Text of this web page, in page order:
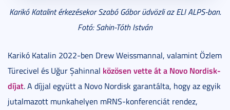
Karikó Katalint érkezésekor Szabó Gábor üdvözli az ELI ALPS-ban.
Fotó: Sahin-Tóth István
Karikó Katalin 2022-ben Drew Weissmannal, valamint Özlem
Türecivel és Uğur Şahinnal közösen vette át a Novo Nordisk-
díjat. A díjjal együtt a Novo Nordisk garantálta, hogy az egyik
jutalmazott munkahelyen mRNS-konferenciát rendez,